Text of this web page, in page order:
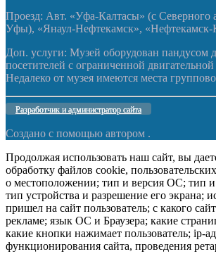
Проезд: Авт. «Уфа-Калтасы» (с Северного
Уфы), «Янаул-Нефтекамск», «Нефтекамск-
Доп. услуги: Музей оборудован пандусом
посетителей с ограниченной
Недалеко от музея имеются места
Разработчик и администратор сайта
Создано с помощью автором .
Продолжая использовать наш сайт, вы
обработку файлов cookie,
о местоположении; тип и версия ОС; тип и
тип устройства и разрешение его экрана;
пришел на сайт пользователь; с какого
рекламе; язык ОС и Браузера; какие
какие кнопки нажимает пользователь; ip-
функционирования сайта, проведения